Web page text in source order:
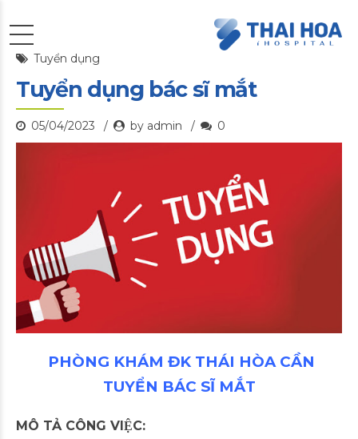
Tuyển dụng
Tuyển dụng bác sĩ mắt
05/04/2023 by admin 0
PHÒNG KHÁM ĐK THÁI HÒA CẦN
TUYỂN BÁC SĨ MẮT
MÔ TẢ CÔNG VIỆC: